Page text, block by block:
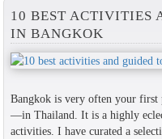
10 BEST ACTIVITIES
IN BANGKOK
Bangkok is very often your
—in Thailand. It is a highly
activities. I have curated a